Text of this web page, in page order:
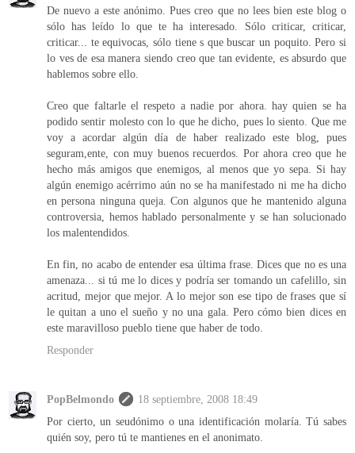
De nuevo a este anónimo. Pues creo que no lees bien este blog o
sólo has leído lo que te ha interesado. Sólo criticar, criticar,
criticar... te equivocas, sólo tiene s que buscar un poquito. Pero si
lo ves de esa manera siendo creo que tan evidente, es absurdo que
hablemos sobre ello.
Creo que faltarle el respeto a nadie por ahora. hay quien se ha
podido sentir molesto con lo que he dicho, pues lo siento. Que me
voy a acordar algún día de haber realizado este blog, pues
seguram,ente, con muy buenos recuerdos. Por ahora creo que he
hecho más amigos que enemigos, al menos que yo sepa. Si hay
algún enemigo acérrimo aún no se ha manifestado ni me ha dicho
en persona ninguna queja. Con algunos que he mantenido alguna
controversia, hemos hablado personalmente y se han solucionado
los malentendidos.
En fin, no acabo de entender esa última frase. Dices que no es una
amenaza... si tú me lo dices y podría ser tomando un cafelillo, sin
acritud, mejor que mejor. A lo mejor son ese tipo de frases que sí
le quitan a uno el sueño y no una gala. Pero cómo bien dices en
este maravilloso pueblo tiene que haber de todo.
Responder
PopBelmondo
18 septiembre, 2008 18:49
Por cierto, un seudónimo o una identificación molaría. Tú sabes
quién soy, pero tú te mantienes en el anonimato.